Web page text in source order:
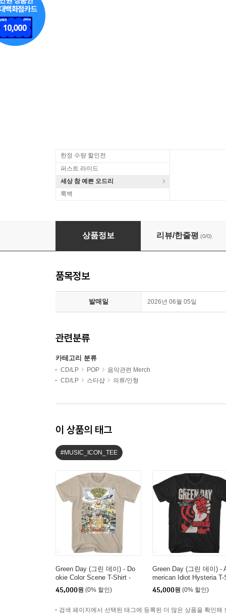
한정 수량 할인전
퍼스트 라이드
세상 참 예쁜 오드리
룩백
Beatles (비틀즈) - Abbey Road T-Shirt -
상품정보 리뷰/한줄평 (0/0)
품목정보
발매일 2026년 06월 05일
관련분류
카테고리 분류
CD/LP POP
음악관련 Merch
CD/LP
스타샵 의류/인형
이 상품의 태그
#MUSIC_ICON_TEE
Green Day (그린 데이) - Do
okie Color Scene T-Shirt -
Medium Tan
45,000원 (0% 할인)
Green Day (그린 데이) -
merican Idiot Hysteria T-
irt - 2XL Black
45,000원 (0% 할인)
검색 페이지에서 선택된 태그에 등록된 더 많은 상품을 확인해